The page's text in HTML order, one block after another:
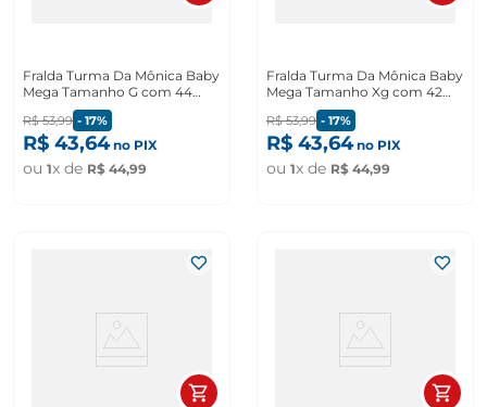
Fralda Turma Da Mônica Baby
Mega Tamanho G com 44
Unidades
R$ 53,99 - 17%
R$ 43,64no PIX
ou 1x de R$ 44,99
Fralda Turma Da Mônica Baby
Mega Tamanho Xg com 42
Unidades
R$ 53,99 - 17%
R$ 43,64no PIX
ou 1x de R$ 44,99